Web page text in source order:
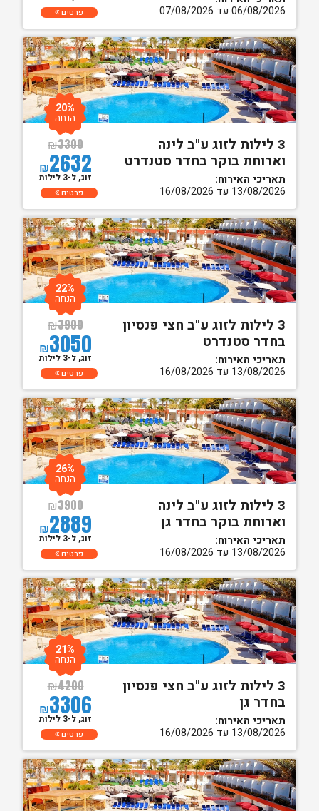
06/08/2026 עד 07/08/2026
פרטים
3 לילות לזוג ע"ב לינה
וארוחת בוקר בחדר סטנדרט
תאריכי האירוח:
13/08/2026 עד 16/08/2026
₪3300
₪2632
20%
הנחה
זוג, ל-3 לילות
פרטים
3 לילות לזוג ע"ב חצי פנסיון
בחדר סטנדרט
תאריכי האירוח:
13/08/2026 עד 16/08/2026
₪3900
₪3050
22%
הנחה
זוג, ל-3 לילות
פרטים
3 לילות לזוג ע"ב לינה
וארוחת בוקר בחדר גן
תאריכי האירוח:
13/08/2026 עד 16/08/2026
₪3900
₪2889
26%
הנחה
זוג, ל-3 לילות
פרטים
3 לילות לזוג ע"ב חצי פנסיון
בחדר גן
תאריכי האירוח:
13/08/2026 עד 16/08/2026
₪4200
₪3306
21%
הנחה
זוג, ל-3 לילות
פרטים